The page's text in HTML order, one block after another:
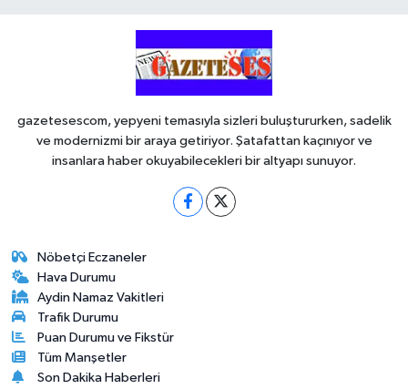
gazetesescom, yepyeni temasıyla sizleri buluştururken, sadelik
ve modernizmi bir araya getiriyor. Şatafattan kaçınıyor ve
insanlara haber okuyabilecekleri bir altyapı sunuyor.
Nöbetçi Eczaneler
Hava Durumu
Aydin Namaz Vakitleri
Trafik Durumu
Puan Durumu ve Fikstür
Tüm Manşetler
Son Dakika Haberleri